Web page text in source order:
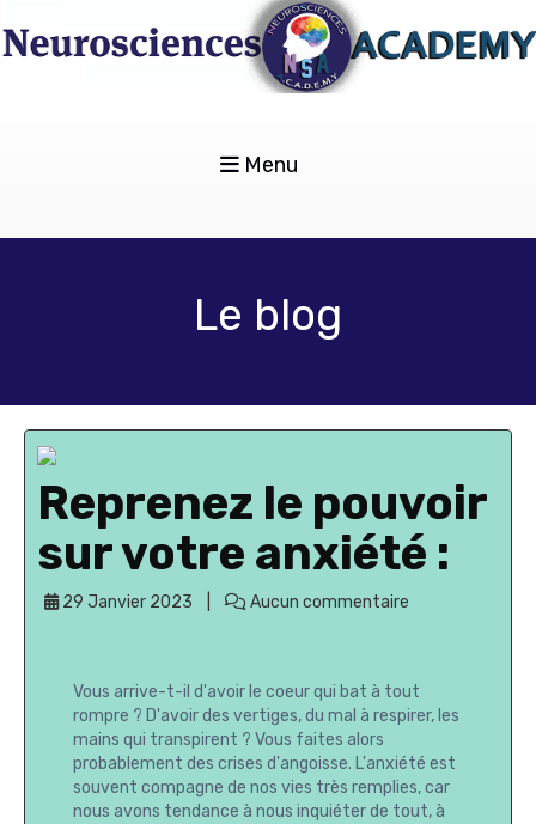
Menu
Le blog
Reprenez le pouvoir
sur votre anxiété :
29 Janvier 2023 Aucun commentaire
Vous arrive-t-il d'avoir le coeur qui bat à tout
rompre ? D'avoir des vertiges, du mal à respirer, les
mains qui transpirent ? Vous faites alors
probablement des crises d'angoisse. L'anxiété est
souvent compagne de nos vies très remplies, car
nous avons tendance à nous inquiéter de tout, à